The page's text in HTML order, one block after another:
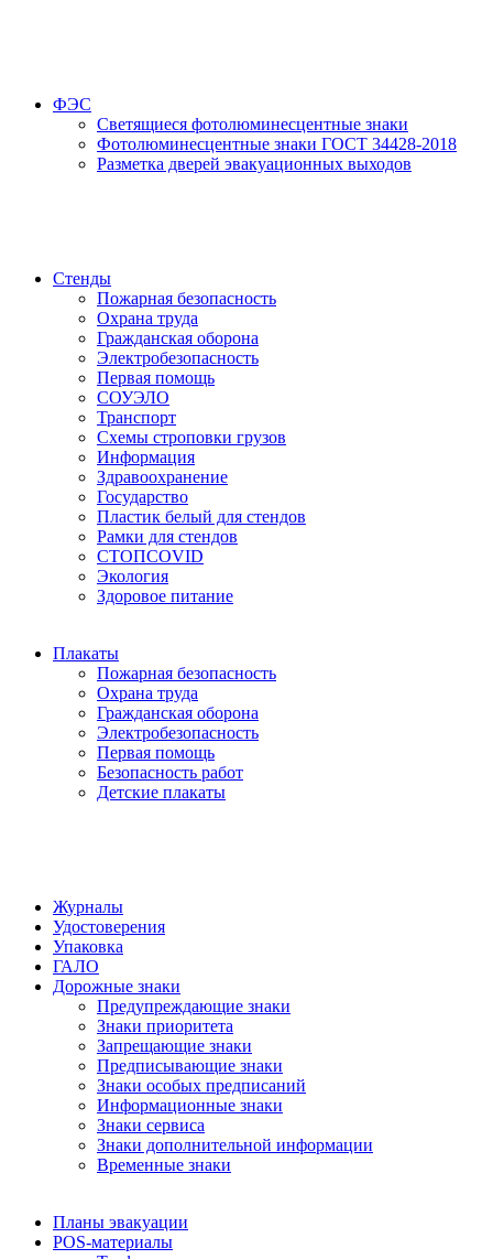
ФЭС
Светящиеся фотолюминесцентные знаки
Фотолюминесцентные знаки ГОСТ 34428-2018
Разметка дверей эвакуационных выходов
Стенды
Пожарная безопасность
Охрана труда
Гражданская оборона
Электробезопасность
Первая помощь
СОУЭЛО
Транспорт
Схемы строповки грузов
Информация
Здравоохранение
Государство
Пластик белый для стендов
Рамки для стендов
СТОПCOVID
Экология
Здоровое питание
Плакаты
Пожарная безопасность
Охрана труда
Гражданская оборона
Электробезопасность
Первая помощь
Безопасность работ
Детские плакаты
Журналы
Удостоверения
Упаковка
ГАЛО
Дорожные знаки
Предупреждающие знаки
Знаки приоритета
Запрещающие знаки
Предписывающие знаки
Знаки особых предписаний
Информационные знаки
Знаки сервиса
Знаки дополнительной информации
Временные знаки
Планы эвакуации
POS-материалы